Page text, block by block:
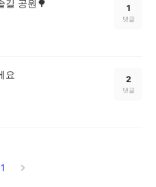
길 공원🌳 1
댓글
요 2
댓글
1